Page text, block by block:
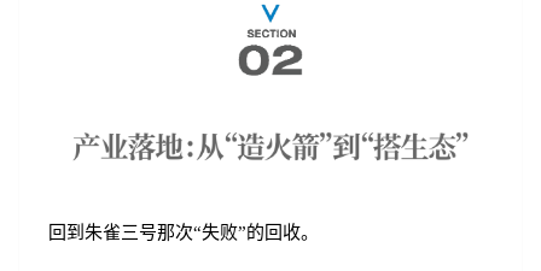
回到朱雀三号那次“失败”的回收。